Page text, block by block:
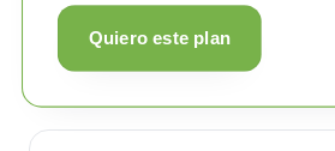
Quiero este plan